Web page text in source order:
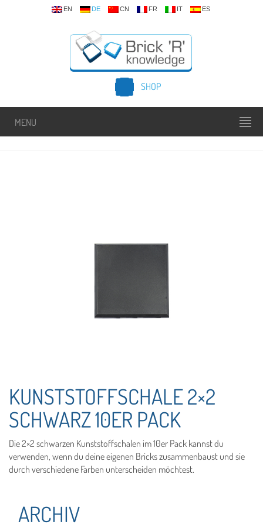
EN DE CN FR IT ES
SHOP
MENU
KUNSTSTOFFSCHALE 2×2
SCHWARZ 10ER PACK
Die 2×2 schwarzen Kunststoffschalen im 10er Pack kannst du
verwenden, wenn du deine eigenen Bricks zusammenbaust und sie
durch verschiedene Farben unterscheiden möchtest.
ARCHIV